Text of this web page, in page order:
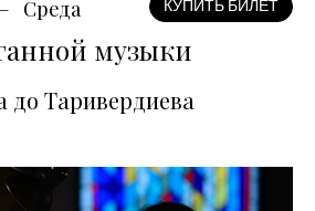
Среда КУПИТЬ БИЛЕТ
музыки
до Таривердиева